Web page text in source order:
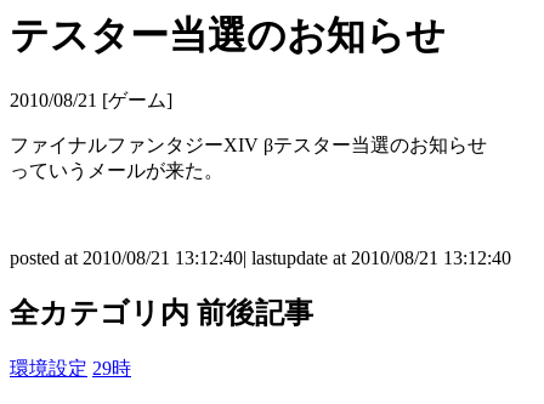
テスター当選のお知らせ
2010/08/21 [ゲーム]
ファイナルファンタジーXIV βテスター当選のお知らせ
っていうメールが来た。
posted at 2010/08/21 13:12:40| lastupdate at 2010/08/21 13:12:40
全カテゴリ内 前後記事
環境設定 29時